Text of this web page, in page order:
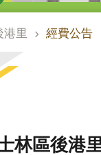
港里 經費公告
林區後港